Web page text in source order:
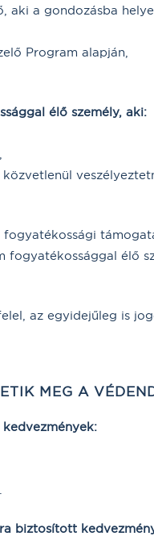
aki a gondozásba
Program alapján,
élő személy, aki:
fogyatékossággal élő
az egyidejűleg is
MEG A
biztosított